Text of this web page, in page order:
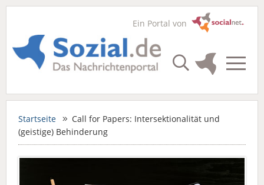
Ein Portal von
Startseite
Call for Papers: Intersektionalität und
(geistige) Behinderung